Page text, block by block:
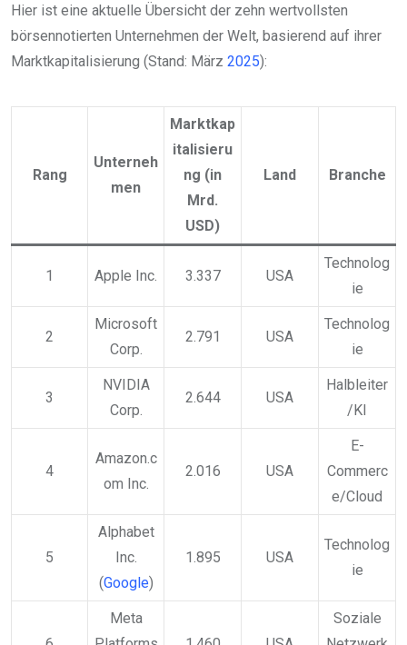
Hier ist eine aktuelle Übersicht der zehn wertvollsten
börsennotierten Unternehmen der Welt, basierend auf ihrer
Marktkapitalisierung (Stand: März 2025):
Rang
Unterneh
men
Marktkap
italisieru
ng (in
Mrd.
USD)
Land Branche
1 Apple Inc. 3.337 USA
Technolog
ie
2
Microsoft
Corp.
2.791 USA
Technolog
ie
3
NVIDIA
Corp.
2.644 USA
Halbleiter
/KI
4
Amazon.c
om Inc.
2.016 USA
E-
Commerc
e/Cloud
5
Alphabet
Inc.
(Google)
1.895 USA
Technolog
ie
Meta
Soziale